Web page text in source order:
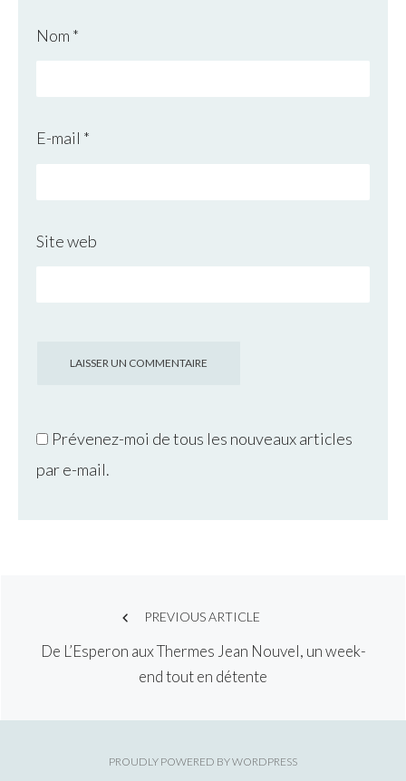
Nom *
E-mail *
Site web
Prévenez-moi de tous les nouveaux articles
par e-mail.
navigation
PREVIOUS ARTICLE
De L’Esperon aux Thermes Jean Nouvel, un week-
end tout en détente
PROUDLY POWERED BY WORDPRESS